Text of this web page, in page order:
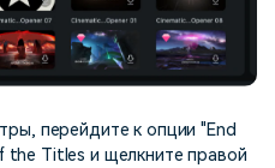
перейдите к опции "End
the Titles и щелкните правой